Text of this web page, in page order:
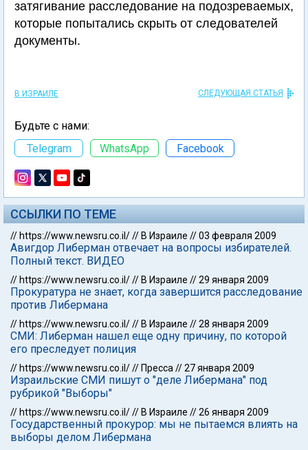
затягивание расследование на подозреваемых,
которые попытались скрыть от следователей
документы.
В ИЗРАИЛЕ СЛЕДУЮЩАЯ СТАТЬЯ
Будьте с нами:
Telegram
WhatsApp Facebook
ССЫЛКИ ПО ТЕМЕ
// https://www.newsru.co.il/// В Израиле //03 февраля 2009
Авигдор Либерман отвечает на вопросы избирателей.
Полный текст. ВИДЕО
// https://www.newsru.co.il/// В Израиле //29 января 2009
Прокуратура не знает, когда завершится расследование
против Либермана
// https://www.newsru.co.il/// В Израиле //28 января 2009
СМИ: Либерман нашел еще одну причину, по которой
его преследует полиция
// https://www.newsru.co.il/// Пресса //27 января 2009
Израильские СМИ пишут о "деле Либермана" под
рубрикой "Выборы"
// https://www.newsru.co.il/// В Израиле //26 января 2009
Государственный прокурор: мы не пытаемся влиять на
выборы делом Либермана